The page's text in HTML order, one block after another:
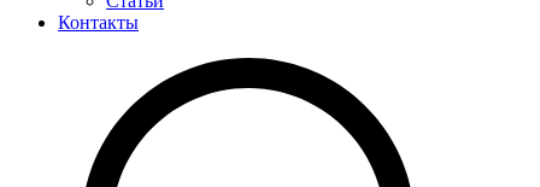
Контакты